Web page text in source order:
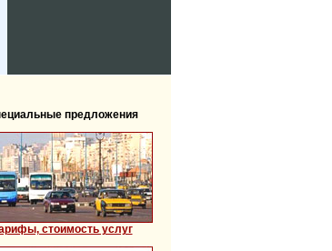
предложения
стоимость услуг